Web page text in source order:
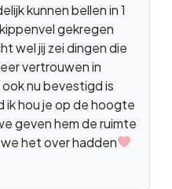
kunnen bellen in 1
gekregen
wel jij zei dingen die
vertrouwen in
nu bevestigd is
ik hou je op de hoogte
geven hem de ruimte
het over hadden